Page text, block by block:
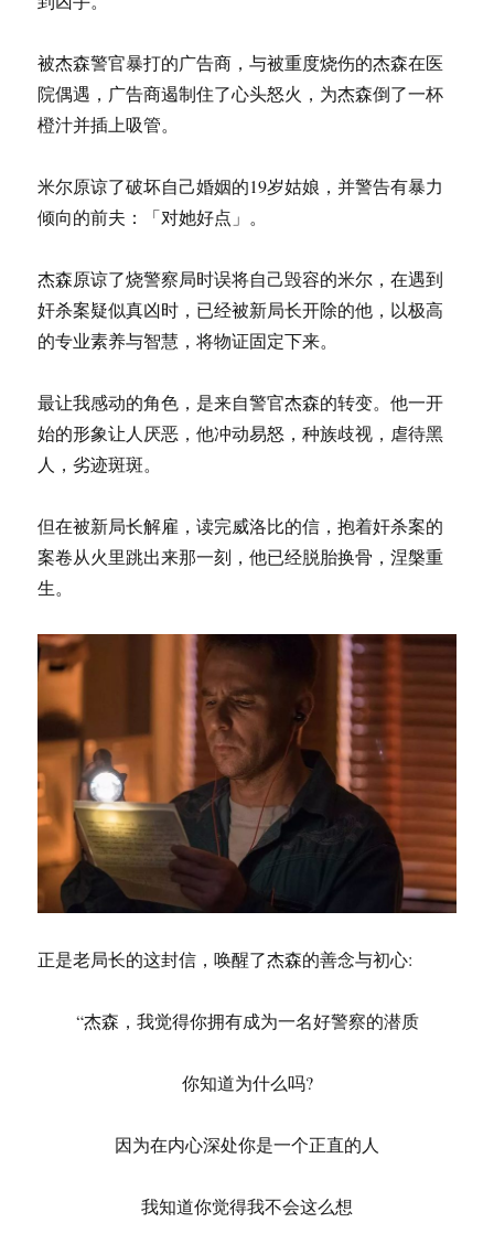
被杰森警官暴打的广告商，与被重度烧伤的杰森在医
院偶遇，广告商遏制住了心头怒火，为杰森倒了一杯
橙汁并插上吸管。
米尔原谅了破坏自己婚姻的19岁姑娘，并警告有暴力
倾向的前夫：「对她好点」。
杰森原谅了烧警察局时误将自己毁容的米尔，在遇到
奸杀案疑似真凶时，已经被新局长开除的他，以极高
的专业素养与智慧，将物证固定下来。
最让我感动的角色，是来自警官杰森的转变。他一开
始的形象让人厌恶，他冲动易怒，种族歧视，虐待黑
人，劣迹斑斑。
但在被新局长解雇，读完威洛比的信，抱着奸杀案的
案卷从火里跳出来那一刻，他已经脱胎换骨，涅槃重
生。
正是老局长的这封信，唤醒了杰森的善念与初心:
“杰森，我觉得你拥有成为一名好警察的潜质
你知道为什么吗?
因为在内心深处你是一个正直的人
我知道你觉得我不会这么想